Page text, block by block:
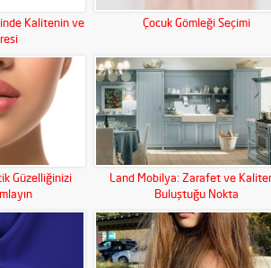
Kalitenin ve
Çocuk Gömleği Seçimi
Güzelliğinizi
Land Mobilya: Zarafet ve
Buluştuğu Nokta